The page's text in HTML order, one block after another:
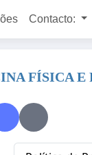
Contacto:
FÍSICA